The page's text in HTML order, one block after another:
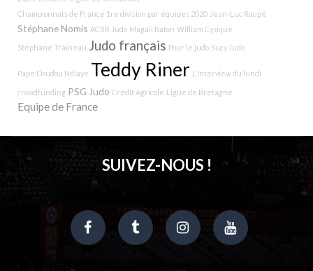
Championnats de France 1re division par équipes 2020 Jean-Luc Rougé
Stéphane Nomis ACBB Judo Magali Baton William Cysique
Stéphane Traineau Judo français Pour le judo Sucy Judo
Pape Doudou Ndiaye Teddy Riner L'interview du lundi
crowdfunding PSG Judo Crédit Agricole Ligue de Bretagne
Equipe de France
SUIVEZ-NOUS !